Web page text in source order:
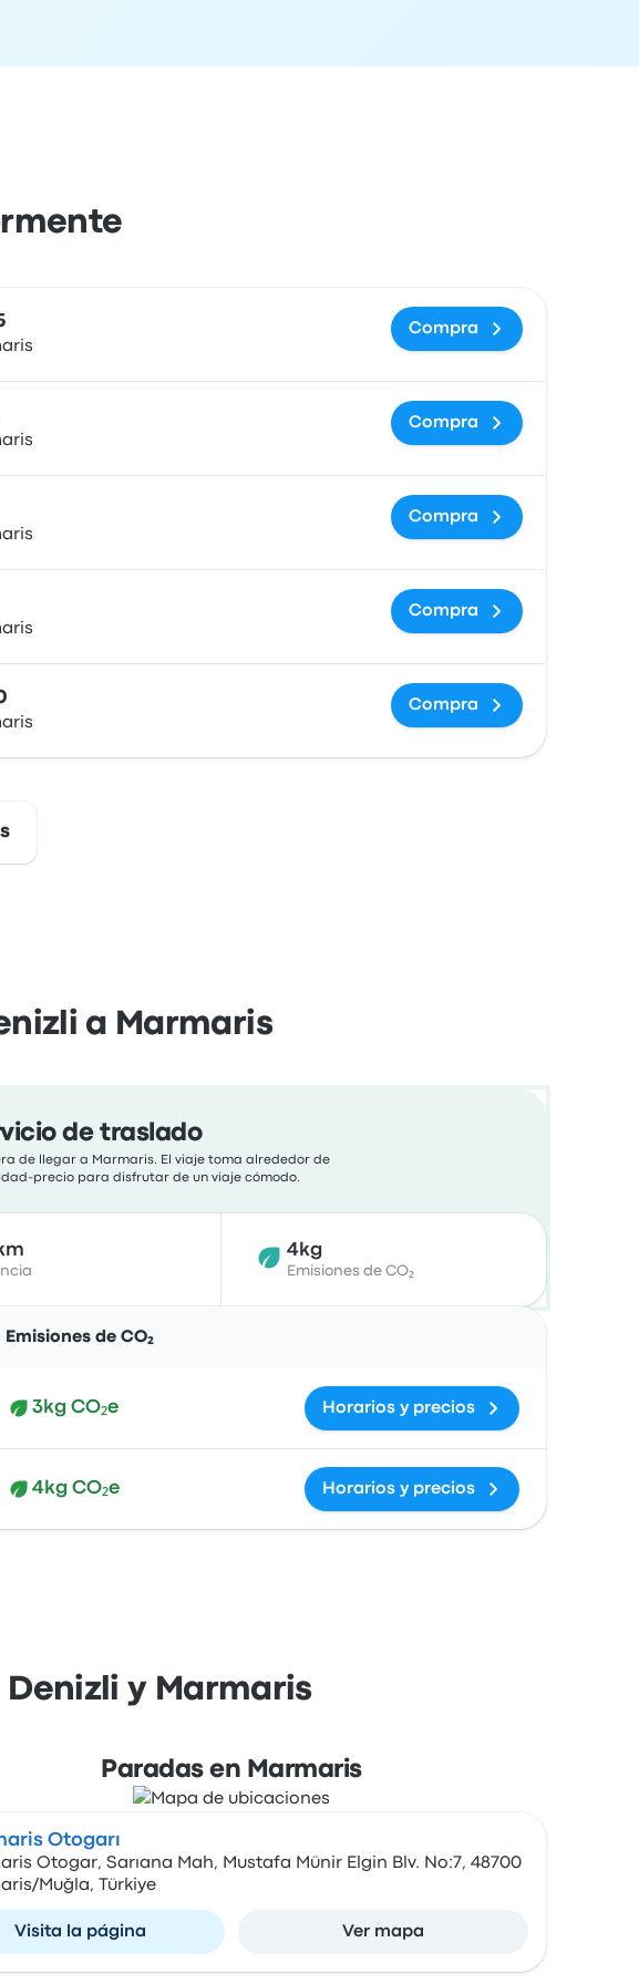
Compra
Compra
Compra
Compra
Compra
a Marmaris
de traslado
de llegar a Marmaris. El viaje toma alrededor de
precio para disfrutar de un viaje cómodo.
4kg
Emisiones de CO₂
Emisiones de CO₂
3kg CO₂e Horarios y precios
4kg CO₂e Horarios y precios
y Marmaris
Paradas en Marmaris
Otogarı
Otogar, Sarıana Mah, Mustafa Münir Elgin Blv. No:7, 48700
Muğla, Türkiye
Visita la página Ver mapa